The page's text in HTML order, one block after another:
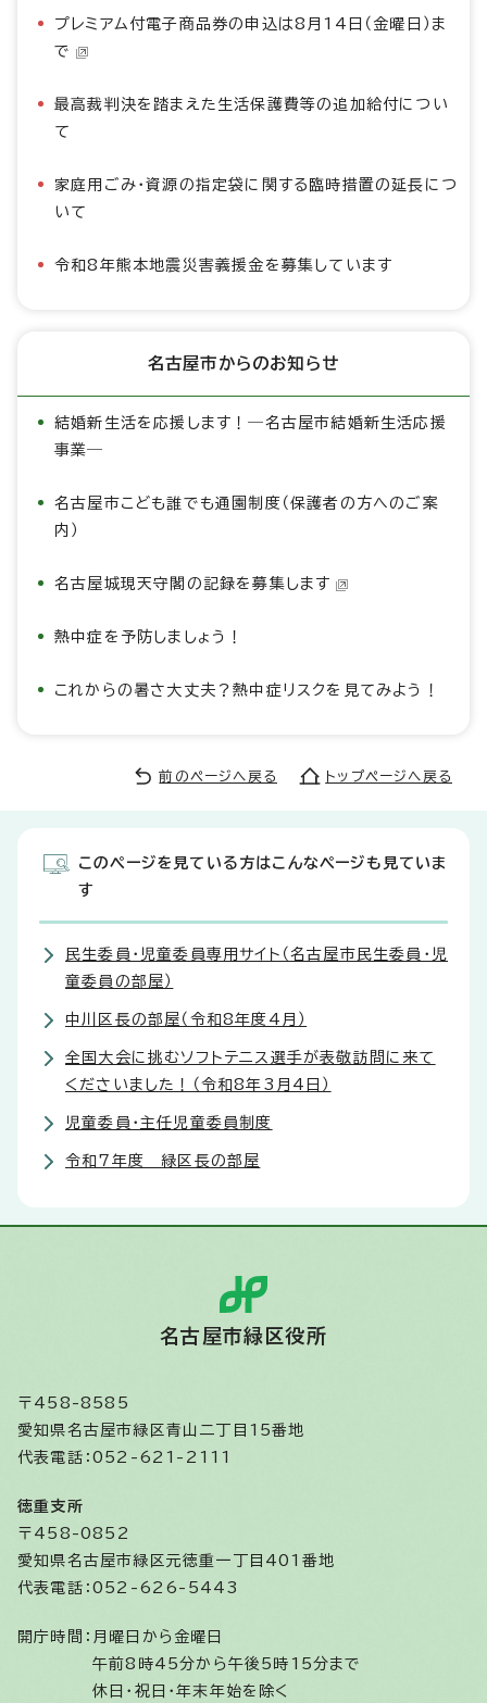
プレミアム付電子商品券の申込は8月14日（金曜日）ま
で
最高裁判決を踏まえた生活保護費等の追加給付につい
て
家庭用ごみ・資源の指定袋に関する臨時措置の延長につ
いて
令和8年熊本地震災害義援金を募集しています
名古屋市からのお知らせ
結婚新生活を応援します！―名古屋市結婚新生活応援
事業―
名古屋市こども誰でも通園制度（保護者の方へのご案
内）
名古屋城現天守閣の記録を募集します
熱中症を予防しましょう！
これからの暑さ大丈夫？熱中症リスクを見てみよう！
前のページへ戻る トップページへ戻る
このページを見ている方はこんなページも見ていま
す
民生委員・児童委員専用サイト（名古屋市民生委員・児
童委員の部屋）
中川区長の部屋（令和8年度4月）
全国大会に挑むソフトテニス選手が表敬訪問に来て
くださいました！（令和8年3月4日）
児童委員・主任児童委員制度
令和7年度 緑区長の部屋
名古屋市緑区役所
〒458-8585
愛知県名古屋市緑区青山二丁目15番地
代表電話：052-621-2111
徳重支所
〒458-0852
愛知県名古屋市緑区元徳重一丁目401番地
代表電話：052-626-5443
開庁時間： 月曜日から金曜日
午前8時45分から午後5時15分まで
休日・祝日・年末年始を除く